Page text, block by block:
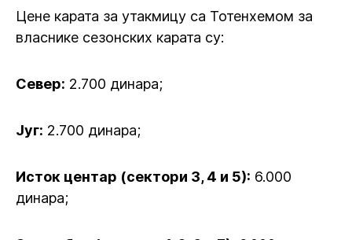
Цене карата за утакмицу са Тотенхемом за
власнике сезонских карата су:
Север: 2.700 динара;
Југ: 2.700 динара;
Исток центар (сектори 3, 4 и 5): 6.000
динара;